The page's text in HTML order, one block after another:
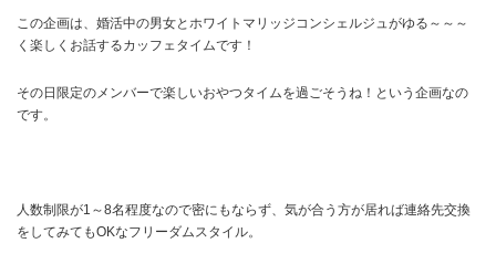
この企画は、婚活中の男女とホワイトマリッジコンシェルジュがゆる～～～
く楽しくお話するカッフェタイムです！
その日限定のメンバーで楽しいおやつタイムを過ごそうね！という企画なの
です。
人数制限が1～8名程度なので密にもならず、気が合う方が居れば連絡先交換
をしてみてもOKなフリーダムスタイル。